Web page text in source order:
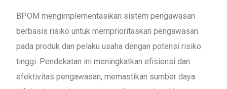
BPOM mengimplementasikan sistem pengawasan
berbasis risiko untuk memprioritaskan pengawasan
pada produk dan pelaku usaha dengan potensi risiko
tinggi. Pendekatan ini meningkatkan efisiensi dan
efektivitas pengawasan, memastikan sumber daya